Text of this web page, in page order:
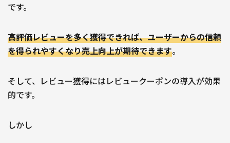
です。
高評価レビューを多く獲得できれば、ユーザーからの信頼
を得られやすくなり売上向上が期待できます。
そして、レビュー獲得にはレビュークーポンの導入が効果
的です。
しかし